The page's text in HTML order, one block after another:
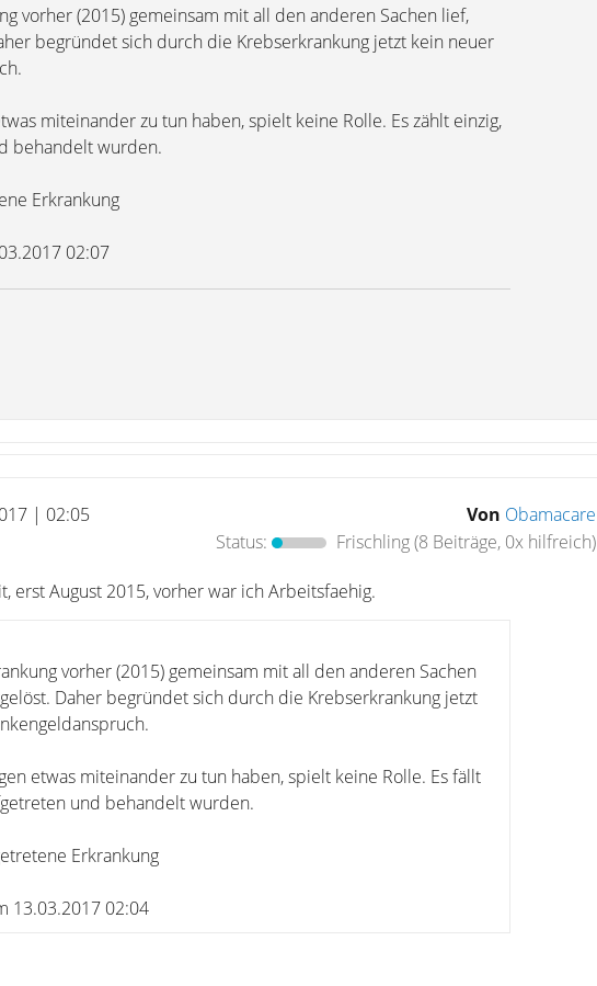
vorher (2015) gemeinsam mit all den anderen Sachen lief,
begründet sich durch die Krebserkrankung jetzt kein neuer
miteinander zu tun haben, spielt keine Rolle. Es zählt einzig,
behandelt wurden.
Erkrankung
02:07
| 02:05 Von Obamacare
Status:
Frischling(8 Beiträge, 0x hilfreich)
erst August 2015, vorher war ich Arbeitsfaehig.
vorher (2015) gemeinsam mit all den anderen Sachen
Daher begründet sich durch die Krebserkrankung jetzt
etwas miteinander zu tun haben, spielt keine Rolle. Es fällt
und behandelt wurden.
Erkrankung
13.03.2017 02:04